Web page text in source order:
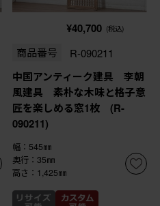
¥40,700 (税込)
商品番号 R-090211
中国アンティーク建具 李朝
風建具 素朴な木味と格子意
匠を楽しめる窓1枚 (R-
090211)
幅：545㎜
奥行：35㎜
高さ：1,425㎜